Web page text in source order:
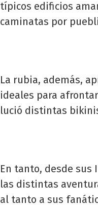
típicos edificios
caminatas por
La rubia, además,
ideales para
lució distintas
En tanto, desde sus
las distintas
al tanto a sus